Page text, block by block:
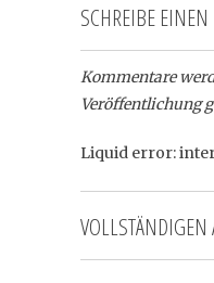
SCHREIBE
Kommentare
Veröffentlichung
Liquid error:
VOLLSTÄNDIGEN